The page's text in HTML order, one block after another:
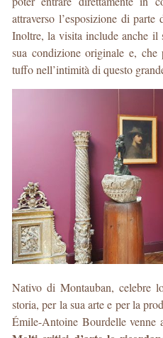
attraverso l’esposizione di
Inoltre, la visita include anche il
sua condizione originale e,
tuffo nell’intimità di questo
Nativo di Montauban, celebre
storia, per la sua arte e per la
Émile-Antoine Bourdelle